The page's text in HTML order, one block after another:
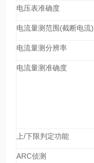
电压表准确度
电流量测范围 (截断电流)
电流量测分辨率
电流量测准确度
上/下限判定功能
ARC侦测